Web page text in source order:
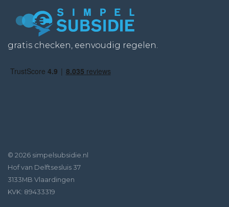
gratis checken, eenvoudig regelen.
© 2026 simpelsubsidie.nl
Hof van Delftsesluis 37
3133MB Vlaardingen
KVK: 89433319